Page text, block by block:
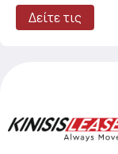
Δείτε τις